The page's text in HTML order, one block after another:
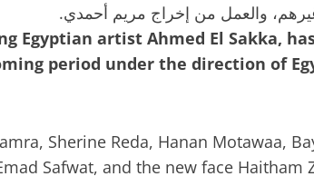
والعمل من إخراج مريم أحمدي.
Egyptian artist Ahmed El Sakka,
period under the direction of
Sherine Reda, Hanan Motawaa,
Safwat, and the new face